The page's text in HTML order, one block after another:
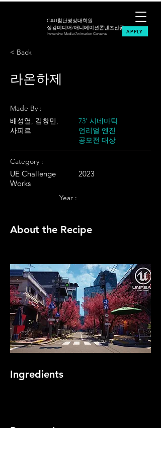
CAU첨단영상대학원
실감미디어/애니메이션콘텐츠전공
Immersive Media/Animation Contents APPLY
< Back
라온하제
Made By :
배성열, 김창민,
사피르
73' 시네마틱
언리얼 엔진
공모전 대상
Category :
UE Challenge
Works
2023
Year :
About the Recipe
Ingredients
Preparation